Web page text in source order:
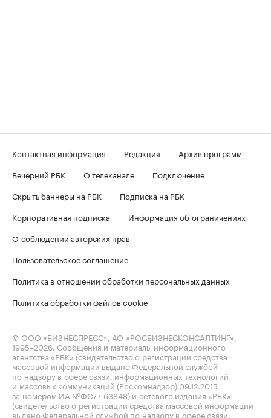
Контактная информация Редакция
Архив программ
Вечерний РБК
О телеканале
Подключение
Скрыть баннеры на РБК
Подписка на РБК
Корпоративная подписка
Информация об ограничениях
О соблюдении авторских прав
Пользовательское соглашение
Политика в отношении обработки персональных данных
Политика обработки файлов cookie
© ООО «БИЗНЕСПРЕСС», АО «РОСБИЗНЕСКОНСАЛТИНГ»,
1995–2026 . Сообщения и материалы информационного
агентства «РБК» (свидетельство о регистрации средства
массовой информации выдано Федеральной службой
по надзору в сфере связи, информационных технологий
и массовых коммуникаций (Роскомнадзор) 09.12.2015
за номером ИА №ФС77-63848) и сетевого издания «РБК»
(свидетельство о регистрации средства массовой информации
выдано Федеральной службой по надзору в сфере связи,